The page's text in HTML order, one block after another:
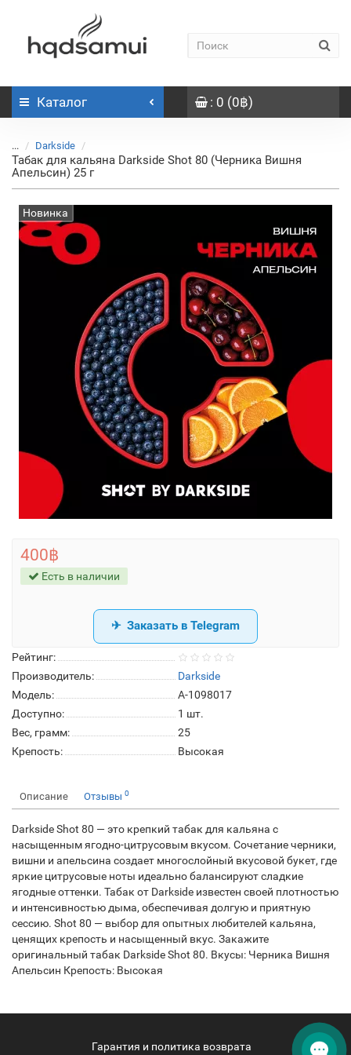
Каталог : 0 (0฿)
... Darkside
Табак для кальяна Darkside Shot 80 (Черника Вишня
Апельсин) 25 г
Новинка
Рейтинг:
Производитель:
Darkside
Модель:
A-1098017
Доступно:
1 шт.
Вес, грамм:
25
Крепость:
Высокая
400฿
Есть в наличии
Заказать в Telegram
Описание Отзывы 0
Darkside Shot 80 — это крепкий табак для кальяна с
насыщенным ягодно-цитрусовым вкусом. Сочетание черники,
вишни и апельсина создает многослойный вкусовой букет, где
яркие цитрусовые ноты идеально балансируют сладкие
ягодные оттенки. Табак от Darkside известен своей плотностью
и интенсивностью дыма, обеспечивая долгую и приятную
сессию. Shot 80 — выбор для опытных любителей кальяна,
ценящих крепость и насыщенный вкус. Закажите
оригинальный табак Darkside Shot 80. Вкусы: Черника Вишня
Апельсин Крепость: Высокая
Гарантия и политика возврата